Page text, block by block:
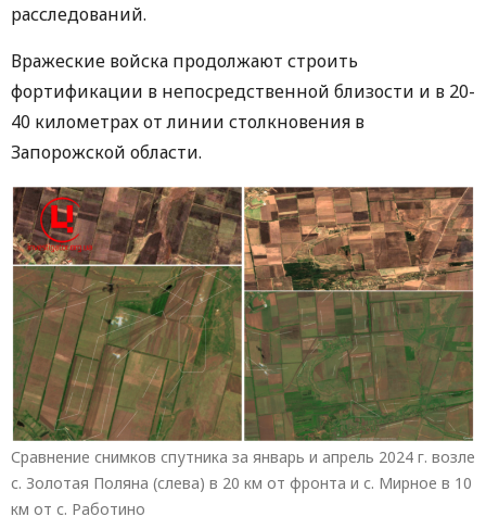
расследований.
Вражеские войска продолжают строить
фортификации в непосредственной близости и в 20-
40 километрах от линии столкновения в
Запорожской области.
Сравнение снимков спутника за январь и апрель 2024 г. возле
с. Золотая Поляна (слева) в 20 км от фронта и с. Мирное в 10
км от с. Работино